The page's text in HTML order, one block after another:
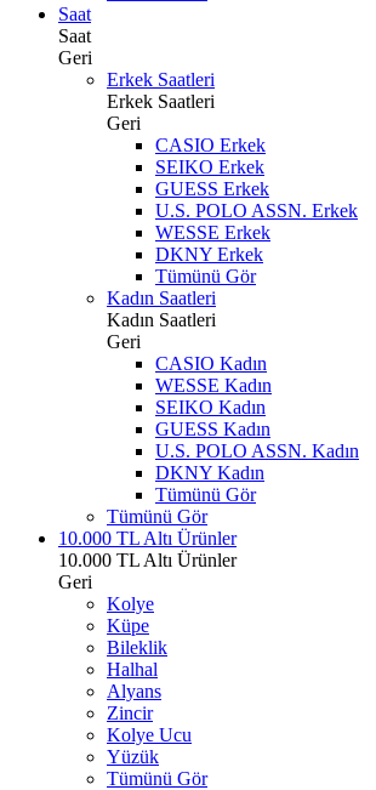
Saat
Saat
Geri
Erkek Saatleri
Erkek Saatleri
Geri
CASIO Erkek
SEIKO Erkek
GUESS Erkek
U.S. POLO ASSN. Erkek
WESSE Erkek
DKNY Erkek
Tümünü Gör
Kadın Saatleri
Kadın Saatleri
Geri
CASIO Kadın
WESSE Kadın
SEIKO Kadın
GUESS Kadın
U.S. POLO ASSN. Kadın
DKNY Kadın
Tümünü Gör
Tümünü Gör
10.000 TL Altı Ürünler
10.000 TL Altı Ürünler
Geri
Kolye
Küpe
Bileklik
Halhal
Alyans
Zincir
Kolye Ucu
Yüzük
Tümünü Gör